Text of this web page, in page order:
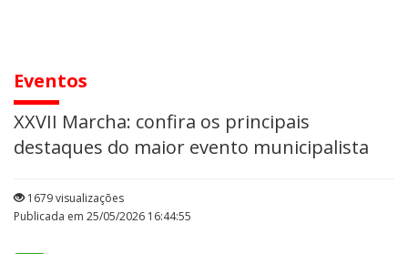
Eventos
XXVII Marcha: confira os principais
destaques do maior evento municipalista
1679 visualizações
Publicada em 25/05/2026 16:44:55